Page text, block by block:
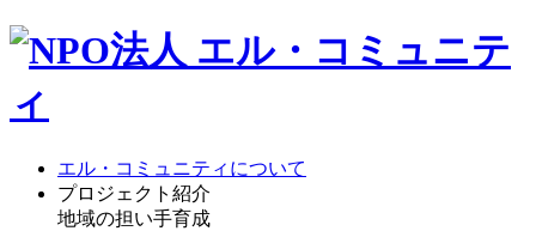
エル・コミュニティについて
プロジェクト紹介
地域の担い手育成